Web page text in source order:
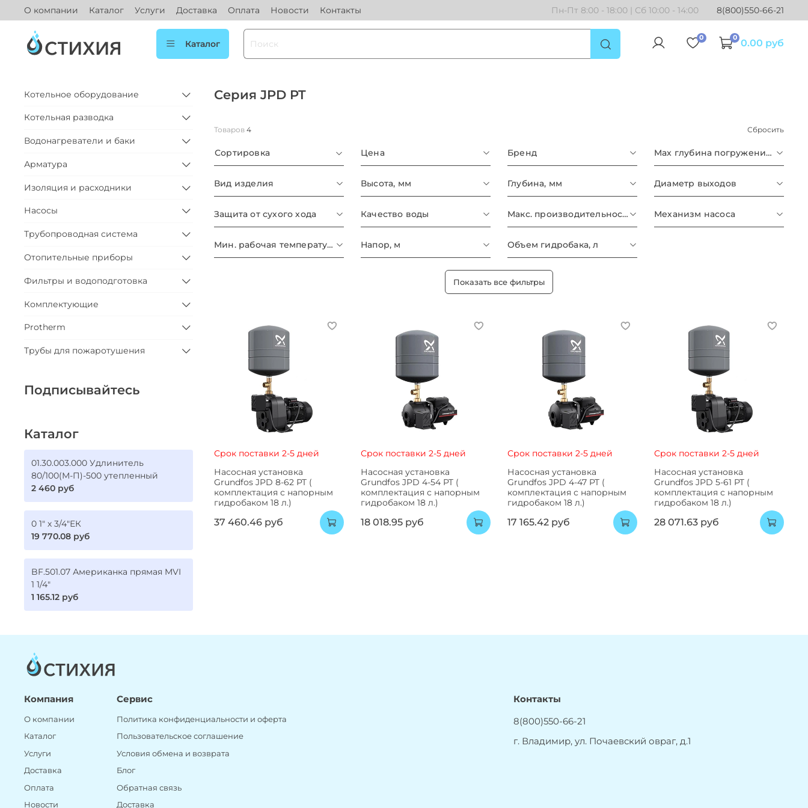
О компании Каталог Услуги Доставка Оплата Новости Контакты Пн-Пт 8:00 - 18:00 | Сб 10:00 - 14:00 8(800)550-66-21
Каталог
0 0 0.00 руб
Серия JPD PT
Товаров 4 Сбросить
Сортировка Цена Бренд Max глубина погружения, м
Вид изделия Высота, мм Глубина, мм Диаметр выходов
Защита от сухого хода Качество воды Макс. производительность, м³/ч Механизм насоса
Мин. рабочая температура, °C Напор, м Объем гидробака, л
Показать все фильтры
Срок поставки 2-5 дней
Насосная установка
Grundfos JPD 8-62 PT (
комплектация с напорным
гидробаком 18 л.)
37 460.46 руб
Срок поставки 2-5 дней
Насосная установка
Grundfos JPD 4-54 PT (
комплектация с напорным
гидробаком 18 л.)
18 018.95 руб
Срок поставки 2-5 дней
Насосная установка
Grundfos JPD 4-47 PT (
комплектация с напорным
гидробаком 18 л.)
17 165.42 руб
Срок поставки 2-5 дней
Насосная установка
Grundfos JPD 5-61 PT (
комплектация с напорным
гидробаком 18 л.)
28 071.63 руб
Котельное оборудование
Котельная разводка
Водонагреватели и баки
Арматура
Изоляция и расходники
Насосы
Трубопроводная система
Отопительные приборы
Фильтры и водоподготовка
Комплектующие
Protherm
Трубы для пожаротушения
Подписывайтесь
Каталог
01.30.003.000 Удлинитель
80/100(М-П)-500 утепленный
2 460 руб
0 1" х 3/4"ЕК
19 770.08 руб
BF.501.07 Американка прямая MVI
1 1/4"
1 165.12 руб
Компания
О компании
Каталог
Услуги
Доставка
Оплата
Новости
Сервис
Политика конфиденциальности и оферта
Пользовательское соглашение
Условия обмена и возврата
Блог
Обратная связь
Доставка
Контакты
8(800)550-66-21
г. Владимир, ул. Почаевский овраг, д.1